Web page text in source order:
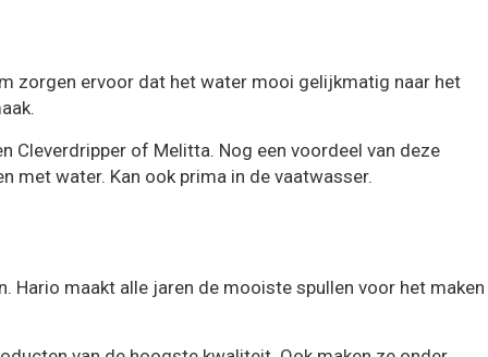
zorgen ervoor dat het water mooi gelijkmatig naar het
Cleverdripper of Melitta. Nog een voordeel van deze
met water. Kan ook prima in de vaatwasser.
Hario maakt alle jaren de mooiste spullen voor het maken